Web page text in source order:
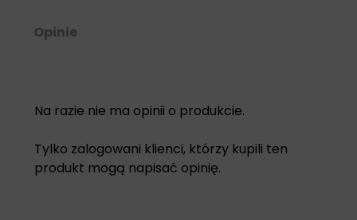
Opinie
Na razie nie ma opinii o produkcie.
Tylko zalogowani klienci, którzy kupili ten
produkt mogą napisać opinię.